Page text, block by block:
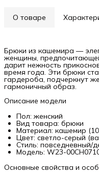
О товаре
Брюки из кашемира —
женщины,
дарит нежность
время года. Эти брюки
гардероба, подчеркнут
гармоничный образ.
Описание модели
Пол: женский
Вид товара: брюки
Материал: кашемир
Цвет: светло-серый
Стиль: повседневный/
Модель: W23-
Основные свойства и